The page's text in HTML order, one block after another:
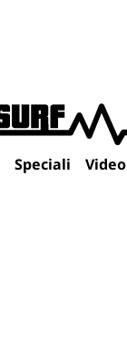
Speciali Video